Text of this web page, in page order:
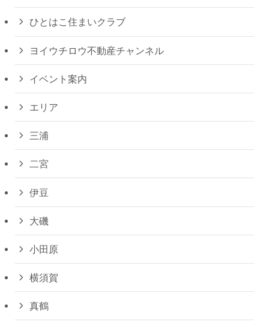
ひとはこ住まいクラブ
ヨイウチロウ不動産チャンネル
イベント案内
エリア
三浦
二宮
伊豆
大磯
小田原
横須賀
真鶴